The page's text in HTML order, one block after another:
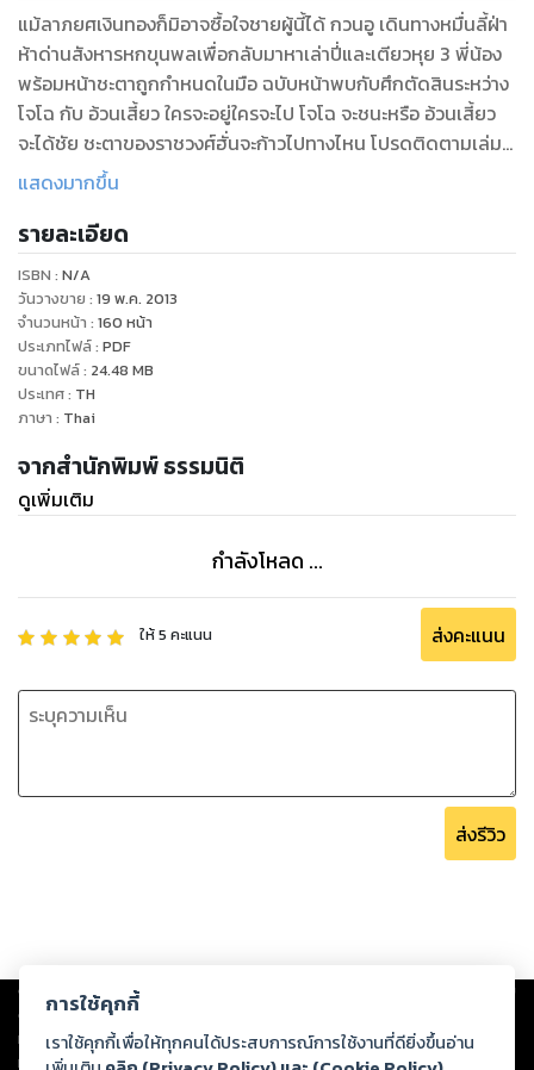
แม้ลาภยศเงินทองก็มิอาจซื้อใจชายผู้นี้ได้ กวนอู เดินทางหมื่นลี้ฝ่า
ห้าด่านสังหารหกขุนพลเพื่อกลับมาหาเล่าปี่และเตียวหุย 3 พี่น้อง
พร้อมหน้าชะตาถูกกำหนดในมือ ฉบับหน้าพบกับศึกตัดสินระหว่าง
โจโฉ กับ อ้วนเสี้ยว ใครจะอยู่ใครจะไป โจโฉ จะชนะหรือ อ้วนเสี้ยว
จะได้ชัย ชะตาของราชวงศ์ฮั่นจะก้าวไปทางไหน โปรดติดตามเล่ม
ต่อไป
แสดงมากขึ้น
รายละเอียด
ISBN : N/A
วันวางขาย : 19 พ.ค. 2013
จำนวนหน้า : 160 หน้า
ประเภทไฟล์: PDF
ขนาดไฟล์: 24.48 MB
ประเทศ: TH
ภาษา : Thai
จากสำนักพิมพ์ ธรรมนิติ
ดูเพิ่มเติม
กำลังโหลด ...
ให้5 คะแนน ส่งคะแนน
ส่งรีวิว
Copyright © 2026
ต่อผลงานหรือเนื้อหาใดที่อัปโหลดผ่านเว็บไซต์และปรากฏว่าละเมิดสิทธิใน
ทรัพย์สินทางปัญญาของบุคคลอื่นหรือขัดต่อกฎหมายและศีลธรรม ดังนั้น ผู้อ่าน
ทุกท่านโปรดใช้วิจารณญาณในการกลั่นกรองด้วยตนเอง และหากท่านพบว่าส่วน
การใช้คุกกี้
เราใช้คุกกี้เพื่อให้ทุกคนได้ประสบการณ์การใช้งานที่ดียิ่งขึ้นอ่าน